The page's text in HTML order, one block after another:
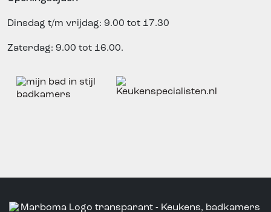
Dinsdag t/m vrijdag: 9.00 tot 17.30
Zaterdag: 9.00 tot 16.00.